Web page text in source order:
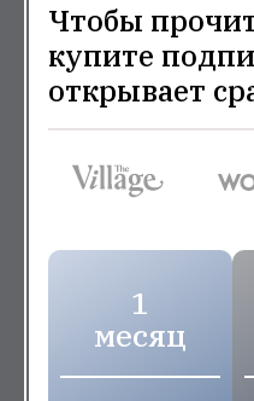
Чтобы
купите
открывает
1
месяц